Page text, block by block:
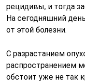
рецидивы, и тогда
На сегодняшний
от этой болезни.
С разрастанием
распространением
обстоит уже не так